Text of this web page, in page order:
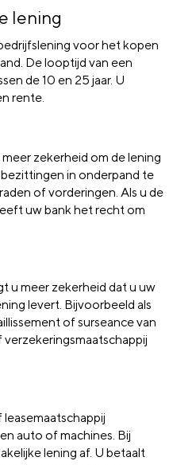
lening
voor het kopen
De looptijd van een
de 10 en 25 jaar. U
rente.
zekerheid om de lening
in onderpand te
of vorderingen. Als u de
uw bank het recht om
u meer zekerheid dat u uw
levert. Bijvoorbeeld als
of surseance van
auto of machines. Bij
lening af. U betaalt